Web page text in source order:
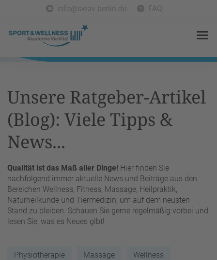
info@swav-berlin.de FAQ
Unsere Ratgeber-Artikel
(Blog): Viele Tipps &
News...
Qualität ist das Maß aller Dinge! Hier finden Sie
nachfolgend immer aktuelle News und Beiträge aus den
Bereichen Wellness, Fitness, Massage, Heilpraktik,
Naturheilkunde und Tiermedizin, um auf dem neusten
Stand zu bleiben. Schauen Sie gerne regelmäßig vorbei und
lesen Sie, was es Neues gibt!
Physiotherapie Massage Wellness